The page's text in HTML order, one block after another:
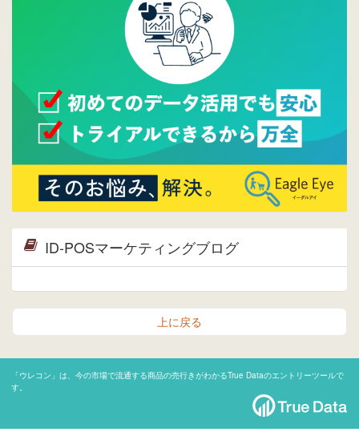
Facebookページを開設しました。詳細は
ら。
ウレコンサイトリリースしました。
ID-POSマーケティングブログ
上に戻る
「ウレコン」は、今の市場で流通する商品の売行きがわかるTrue Dataのエントリーツールで
す。